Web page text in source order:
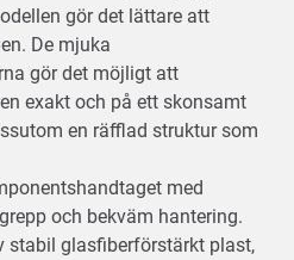
gör det lättare att
De mjuka
gör det möjligt att
exakt och på ett skonsamt
en räfflad struktur som
med
och bekväm hantering.
stabil glasfiberförstärkt plast,